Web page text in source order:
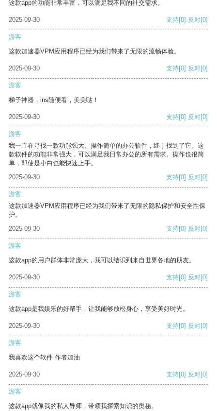
这款app的功能非常丰富，可以满足我不同的社交需求。
2025-09-30 支持[0] 反对[0]
游客
这款加速器VPM应用程序已经为我们带来了无限的流畅体验。
2025-09-30 支持[0] 反对[0]
游客
梯子神器，ins随便看，美美哒！
2025-09-30 支持[0] 反对[0]
游客
我一直在寻找一款功能强大、操作简单的办公软件，终于找到了它。这
款软件的功能非常强大，可以满足我日常办公的所有需求。操作也很简
单，即使是小白也能快速上手。
2025-09-30
支持[0] 反对[0]
游客
这款加速器VPM应用程序已经为我们带来了无限的隐私保护和安全性保
护。
2025-09-30
支持[0] 反对[0]
游客
这款app的用户群体非常庞大，我可以结识到来自世界各地的朋友。
2025-09-30 支持[0] 反对[0]
游客
这款app是我娱乐的好帮手，让我能够放松身心，享受美好时光。
2025-09-30 支持[0] 反对[0]
游客
我喜欢这个软件 作者加油
2025-09-30 支持[0] 反对[0]
游客
这款app就像我的私人导师，带领我探索知识的奥秘。